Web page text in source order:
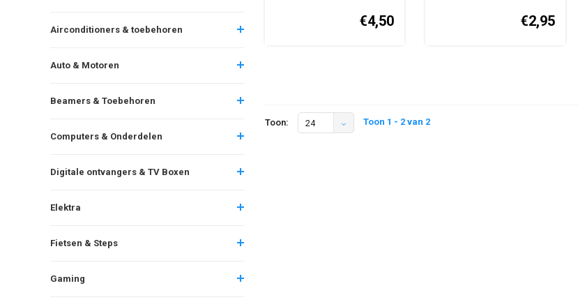
Airconditioners & toebehoren
Auto & Motoren
Beamers & Toebehoren
Computers & Onderdelen
Digitale ontvangers & TV Boxen
Elektra
Fietsen & Steps
Gaming
€4,50 €2,95
Toon: 24 Toon 1 - 2 van 2